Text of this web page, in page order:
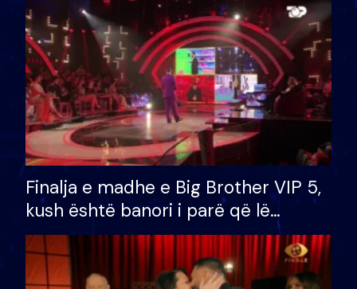
Finalja e madhe e Big Brother VIP 5,
kush është banori i parë që lë
shtëpinë dhe humb mundësinë për
të fituar çmimin e madh